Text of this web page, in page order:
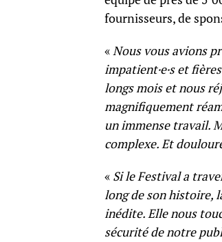
fournisseurs, de
«Nous vous avions
impatient·e·s et
longs mois et nous
magnifiquement
un immense travail.
complexe. Et
« Si le Festival a
long de son histoire,
inédite. Elle nous
sécurité de notre